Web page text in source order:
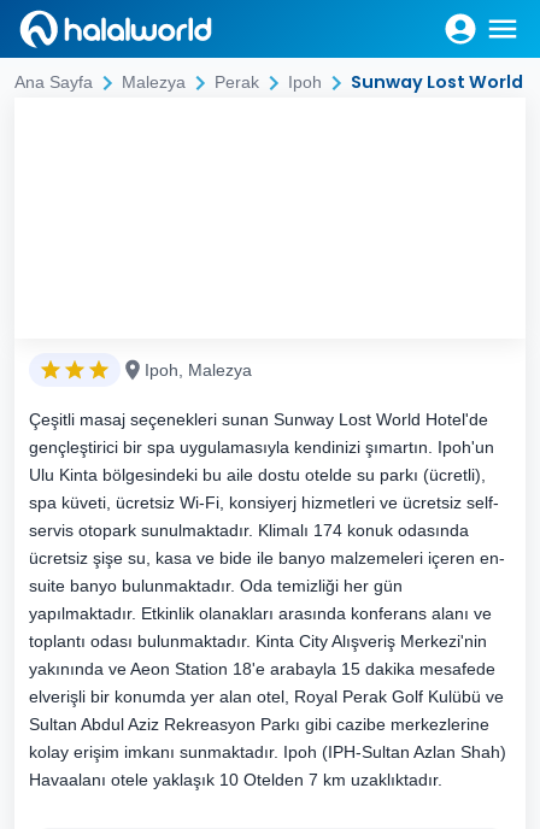
Ana Sayfa Malezya Perak Ipoh Sunway Lost World
Ipoh, Malezya
Çeşitli masaj seçenekleri sunan Sunway Lost World Hotel'de
gençleştirici bir spa uygulamasıyla kendinizi şımartın. Ipoh'un
Ulu Kinta bölgesindeki bu aile dostu otelde su parkı (ücretli),
spa küveti, ücretsiz Wi-Fi, konsiyerj hizmetleri ve ücretsiz self-
servis otopark sunulmaktadır. Klimalı 174 konuk odasında
ücretsiz şişe su, kasa ve bide ile banyo malzemeleri içeren en-
suite banyo bulunmaktadır. Oda temizliği her gün
yapılmaktadır. Etkinlik olanakları arasında konferans alanı ve
toplantı odası bulunmaktadır. Kinta City Alışveriş Merkezi'nin
yakınında ve Aeon Station 18'e arabayla 15 dakika mesafede
elverişli bir konumda yer alan otel, Royal Perak Golf Kulübü ve
Sultan Abdul Aziz Rekreasyon Parkı gibi cazibe merkezlerine
kolay erişim imkanı sunmaktadır. Ipoh (IPH-Sultan Azlan Shah)
Havaalanı otele yaklaşık 10 Otelden 7 km uzaklıktadır.